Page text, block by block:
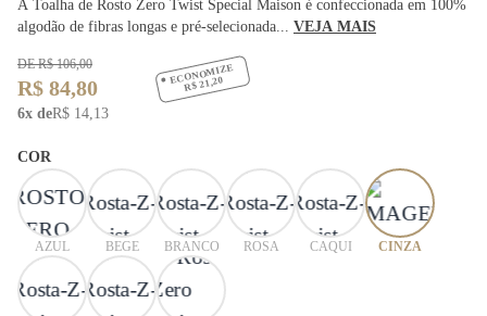
A Toalha de Rosto Zero Twist Special Maison é confeccionada em 100%
algodão de fibras longas e pré-selecionada... VEJA MAIS
DE R$ 106,00
R$ 84,80
6x deR$ 14,13
ECONOMIZE
R$ 21,20
COR
AZUL BEGE BRANCO ROSA CAQUI CINZA